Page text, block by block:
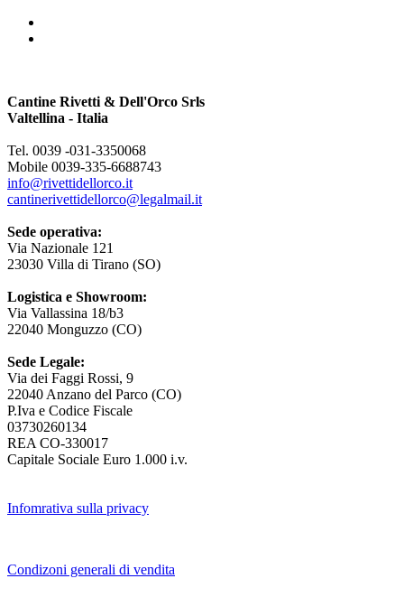
Cantine Rivetti & Dell'Orco Srls
Valtellina - Italia
Tel. 0039 -031-3350068
Mobile 0039-335-6688743
info@rivettidellorco.it
cantinerivettidellorco@legalmail.it
Sede operativa:
Via Nazionale 121
23030 Villa di Tirano (SO)
Logistica e Showroom:
Via Vallassina 18/b3
22040 Monguzzo (CO)
Sede Legale:
Via dei Faggi Rossi, 9
22040 Anzano del Parco (CO)
P.Iva e Codice Fiscale
03730260134
REA CO-330017
Capitale Sociale Euro 1.000 i.v.
Infomrativa sulla privacy
Condizoni generali di vendita